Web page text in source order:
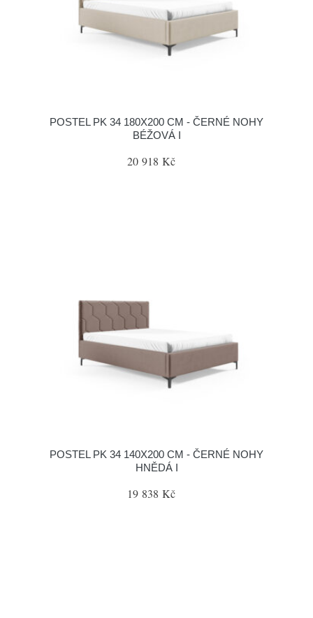
POSTEL PK 34 180X200 CM - ČERNÉ NOHY
BÉŽOVÁ I
20 918 Kč
POSTEL PK 34 140X200 CM - ČERNÉ NOHY
HNĚDÁ I
19 838 Kč